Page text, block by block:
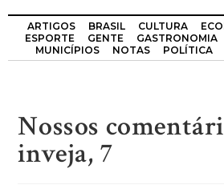
ARTIGOS BRASIL CULTURA
ESPORTE
GENTE GASTRONOMIA
MUNICÍPIOS
NOTAS POLÍTICA
Nossos
inveja, 7